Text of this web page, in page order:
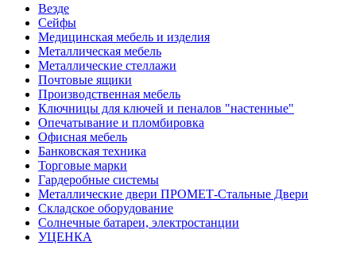
Везде
Сейфы
Медицинская мебель и изделия
Металлическая мебель
Металлические стеллажи
Почтовые ящики
Производственная мебель
Ключницы для ключей и пеналов "настенные"
Опечатывание и пломбировка
Офисная мебель
Банковская техника
Торговые марки
Гардеробные системы
Металлические двери ПРОМЕТ-Стальные Двери
Складское оборудование
Солнечные батареи, электростанции
УЦЕНКА